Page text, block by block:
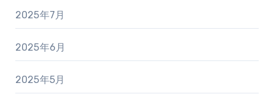
2025年7月
2025年6月
2025年5月